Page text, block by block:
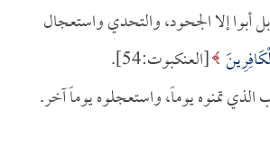
أبوا إلا الجحود، والتحدي واستعجال
[العنكبوت:54].
تمنوه يوماً، واستعجلوه يوماً آخر.